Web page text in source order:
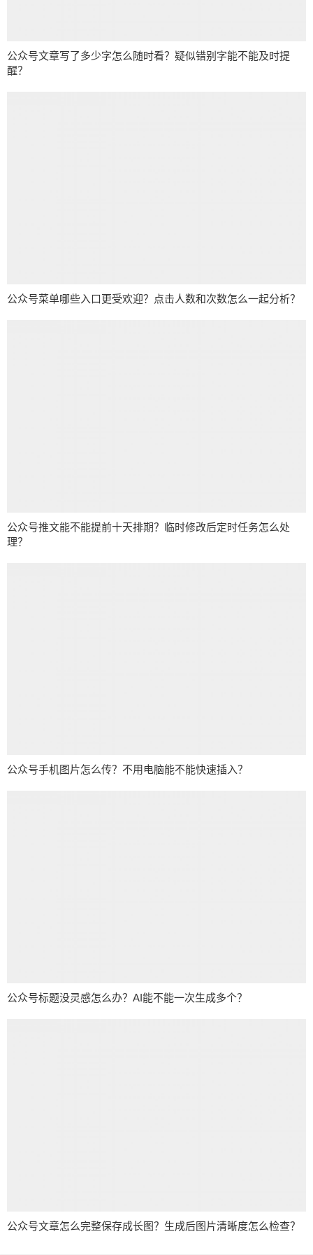
公众号文章写了多少字怎么随时看？疑似错别字能不能及时提
醒？
公众号菜单哪些入口更受欢迎？点击人数和次数怎么一起分析？
公众号推文能不能提前十天排期？临时修改后定时任务怎么处
理？
公众号手机图片怎么传？不用电脑能不能快速插入？
公众号标题没灵感怎么办？AI能不能一次生成多个？
公众号文章怎么完整保存成长图？生成后图片清晰度怎么检查？